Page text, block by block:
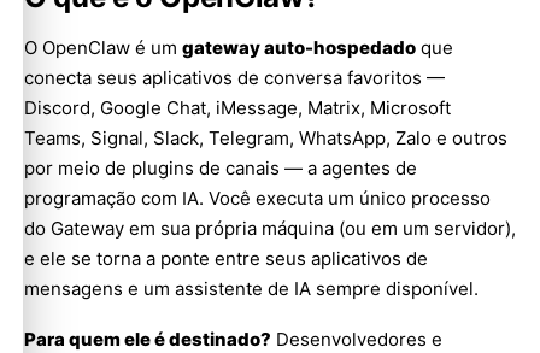
O OpenClaw é um gateway auto-hospedado que
conecta seus aplicativos de conversa favoritos —
Discord, Google Chat, iMessage, Matrix, Microsoft
Teams, Signal, Slack, Telegram, WhatsApp, Zalo e outros
por meio de plugins de canais — a agentes de
programação com IA. Você executa um único processo
do Gateway em sua própria máquina (ou em um servidor),
e ele se torna a ponte entre seus aplicativos de
mensagens e um assistente de IA sempre disponível.
Para quem ele é destinado? Desenvolvedores e